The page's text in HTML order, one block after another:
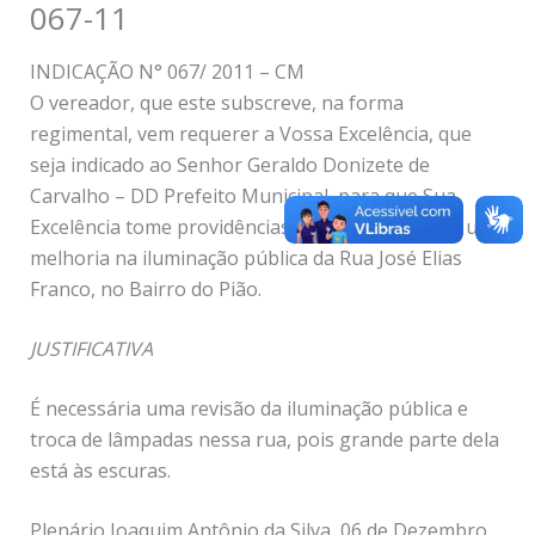
067-11
INDICAÇÃO N° 067/ 2011 – CM
O vereador, que este subscreve, na forma
regimental, vem requerer a Vossa Excelência, que
seja indicado ao Senhor Geraldo Donizete de
Carvalho – DD Prefeito Municipal, para que Sua
Excelência tome providências para que seja feita uma
melhoria na iluminação pública da Rua José Elias
Franco, no Bairro do Pião.
JUSTIFICATIVA
É necessária uma revisão da iluminação pública e
troca de lâmpadas nessa rua, pois grande parte dela
está às escuras.
Plenário Joaquim Antônio da Silva, 06 de Dezembro